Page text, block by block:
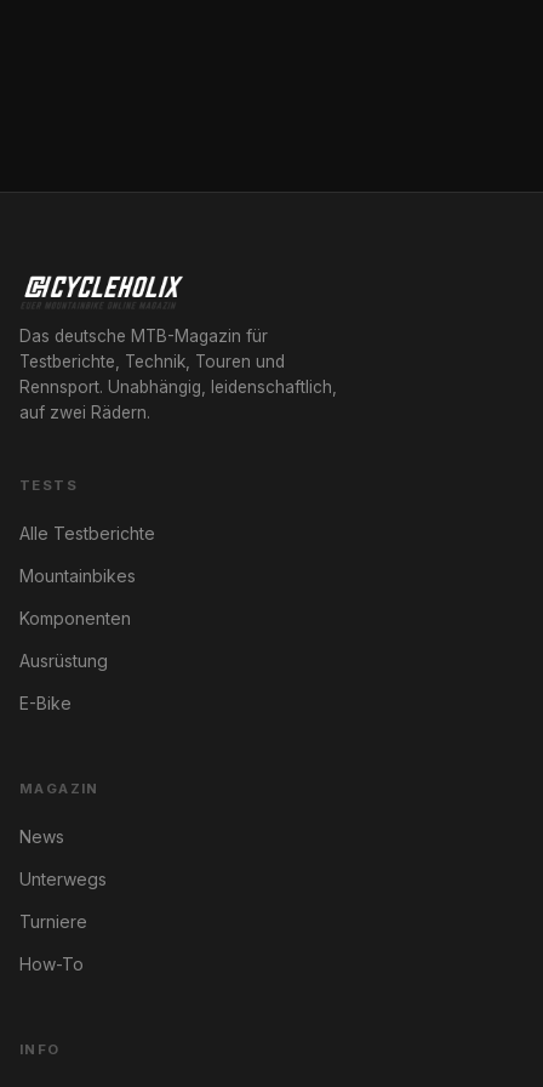
Das deutsche MTB-Magazin für
Testberichte, Technik, Touren und
Rennsport. Unabhängig, leidenschaftlich,
auf zwei Rädern.
TESTS
Alle Testberichte
Mountainbikes
Komponenten
Ausrüstung
E-Bike
MAGAZIN
News
Unterwegs
Turniere
How-To
INFO